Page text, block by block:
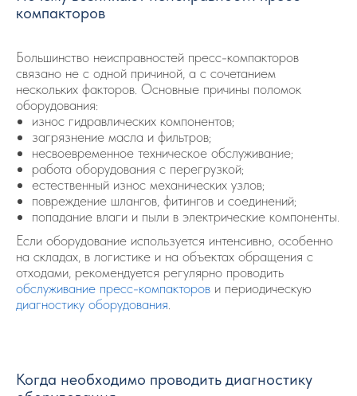
компакторов
Большинство неисправностей пресс-компакторов
связано не с одной причиной, а с сочетанием
нескольких факторов. Основные причины поломок
оборудования:
износ гидравлических компонентов;
загрязнение масла и фильтров;
несвоевременное техническое обслуживание;
работа оборудования с перегрузкой;
естественный износ механических узлов;
повреждение шлангов, фитингов и соединений;
попадание влаги и пыли в электрические компоненты.
Если оборудование используется интенсивно, особенно
на складах, в логистике и на объектах обращения с
отходами, рекомендуется регулярно проводить
обслуживание пресс-компакторов и периодическую
диагностику оборудования.
Когда необходимо проводить диагностику